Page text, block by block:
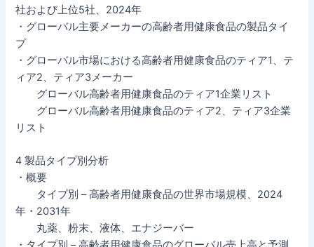
社および上位5社、2024年
・グローバル主要メーカーの高齢者用健康食品の製品タイ
プ
・グローバル市場における高齢者用健康食品のティア1、テ
ィア2、ティア3メーカー
グローバル高齢者用健康食品のティア1企業リスト
グローバル高齢者用健康食品のティア2、ティア3企業
リスト
4 製品タイプ別分析
・概要
タイプ別 – 高齢者用健康食品の世界市場規模、2024
年・2031年
丸薬、粉末、液体、エナジーバー